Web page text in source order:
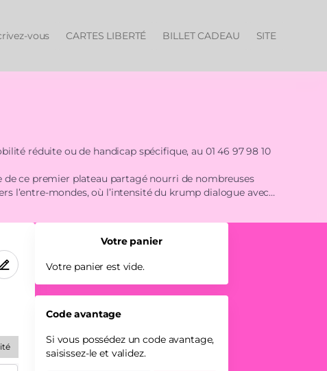
vous CARTES LIBERTÉ BILLET CADEAU SITE
réduite ou de handicap spécifique, au 01 46 97 98 10
de ce premier plateau partagé nourri de nombreuses
l’entre-mondes, où l’intensité du krump dialogue avec
dans un paysage à l’imaginaire sans cesse
Votre panier
Votre panier est vide.
Code avantage
Si vous possédez un code avantage,
saisissez-le et validez.